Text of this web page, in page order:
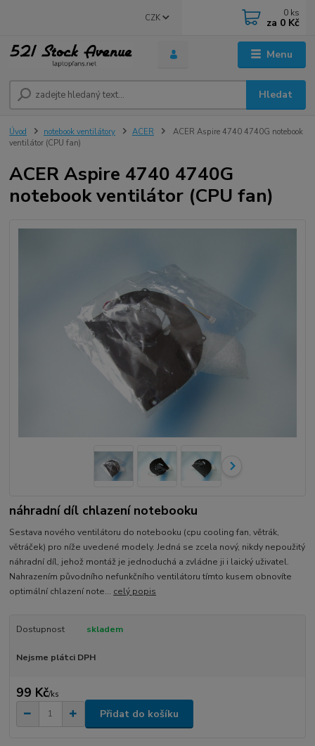
Menu
CZK
Hledat
0 ks
za 0 Kč
Úvod notebook ventilátory ACER
ACER Aspire 4740 4740G notebook
ventilátor (CPU fan)
ACER Aspire 4740 4740G
notebook ventilátor (CPU fan)
náhradní díl chlazení notebooku
Sestava nového ventilátoru do notebooku (cpu cooling fan, větrák,
větráček) pro níže uvedené modely. Jedná se zcela nový, nikdy nepoužitý
náhradní díl, jehož montáž je jednoduchá a zvládne ji i laický uživatel.
Nahrazením původního nefunkčního ventilátoru tímto kusem obnovíte
optimální chlazení note... celý popis
Dostupnost skladem
Nejsme plátci DPH
99 Kč/ks
Přidat do košíku